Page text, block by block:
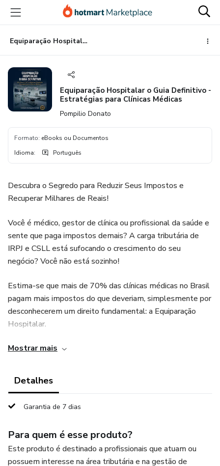
para
conteúdo
principal
para
pagamento
para
rodapé
Equiparação Hospitalar o Guia Definitivo - Estratégias para Clínicas Médicas
Equiparação Hospitalar o Guia Definitivo -
Estratégias para Clínicas Médicas
Pompilio Donato
Formato: eBooks ou Documentos
Idioma: Português
Descubra o Segredo para Reduzir Seus Impostos e
Recuperar Milhares de Reais!
Você é médico, gestor de clínica ou profissional da saúde e
sente que paga impostos demais? A carga tributária de
IRPJ e CSLL está sufocando o crescimento do seu
negócio? Você não está sozinho!
Estima-se que mais de 70% das clínicas médicas no Brasil
pagam mais impostos do que deveriam, simplesmente por
desconhecerem um direito fundamental: a Equiparação
Hospitalar.
Este eBook, "Equiparação Hospitalar: O Guia Definitivo", é
Pompílio Rodrigues Donato, Advogado Tributarista e
Conselheiro do CRC, este guia estratégico desvenda o
70% em IRPJ e CSLL, além da recuperação de créditos de
até seiscentos mil reais dos últimos 5 anos!
Mostrar mais
Detalhes
Garantia de 7 dias
Para quem é esse produto?
Este produto é destinado a profissionais que atuam ou
possuem interesse na área tributária e na gestão de